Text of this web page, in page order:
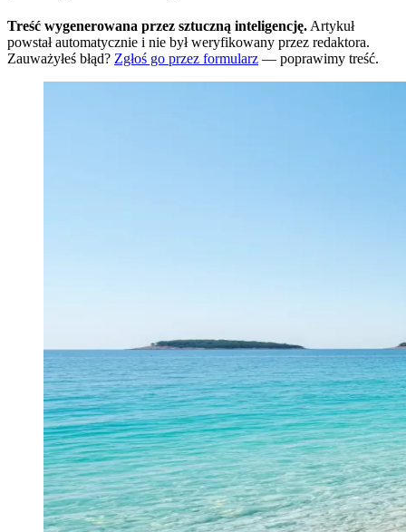
Treść wygenerowana przez sztuczną inteligencję. Artykuł
powstał automatycznie i nie był weryfikowany przez redaktora.
Zauważyłeś błąd? Zgłoś go przez formularz — poprawimy treść.